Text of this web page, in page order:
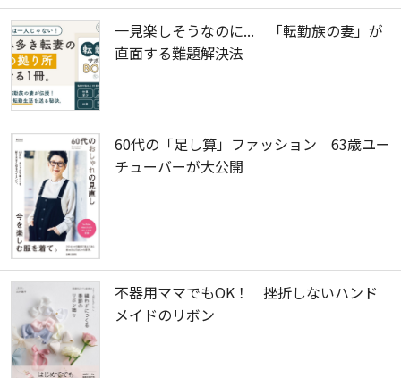
一見楽しそうなのに... 「転勤族の妻」が
直面する難題解決法
60代の「足し算」ファッション 63歳ユー
チューバーが大公開
不器用ママでもOK！ 挫折しないハンド
メイドのリボン